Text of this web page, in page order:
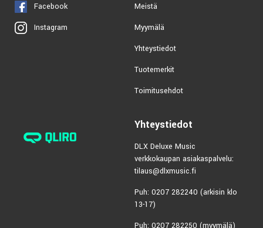
Facebook
Instagram
Meistä
Myymälä
Yhteystiedot
Tuotemerkit
Toimitusehdot
Yhteystiedot
DLX Deluxe Music
verkkokaupan asiakaspalvelu:
tilaus@dlxmusic.fi
Puh: 0207 282240 (arkisin klo
13-17)
Puh: 0207 282250 (myymälä)